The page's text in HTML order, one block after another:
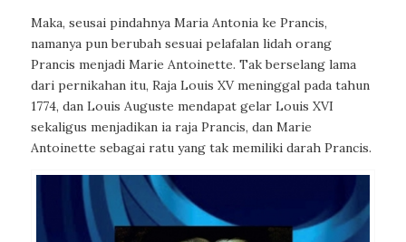
Maka, seusai pindahnya Maria Antonia ke Prancis,
namanya pun berubah sesuai pelafalan lidah orang
Prancis menjadi Marie Antoinette. Tak berselang lama
dari pernikahan itu, Raja Louis XV meninggal pada tahun
1774, dan Louis Auguste mendapat gelar Louis XVI
sekaligus menjadikan ia raja Prancis, dan Marie
Antoinette sebagai ratu yang tak memiliki darah Prancis.